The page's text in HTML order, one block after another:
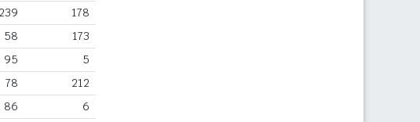
239 178
58 173
95 5
78 212
86 6